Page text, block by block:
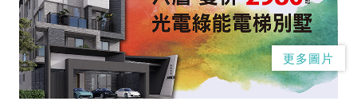
更多圖片